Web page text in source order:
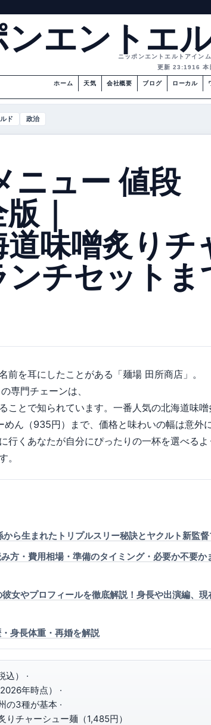
エントエ
ニッポンエントエルトアイン
更新 23:1916 本
ホーム 天気 会社概要 ブログ ローカル
ド 政治
ニュー 値段
｜
味噌炙りチ
チセットま
前を耳にしたことがある「麺場 田所商店」。
専門チェーンは、
ことで知られています。一番人気の北海道味
めん（935円）まで、価格と味わいの幅は意外
行くあなたが自分にぴったりの一杯を選べるよ
。
ら生まれたトリプルスリー秘訣とヤクルト新監
方・費用相場・準備のタイミング・必要か不要か
彼女やプロフィールを徹底解説！身長や出演編、
身長体重・再婚を解説
込） ·
年時点） ·
の3種が基本 ·
りチャーシュー麺（1,485円）